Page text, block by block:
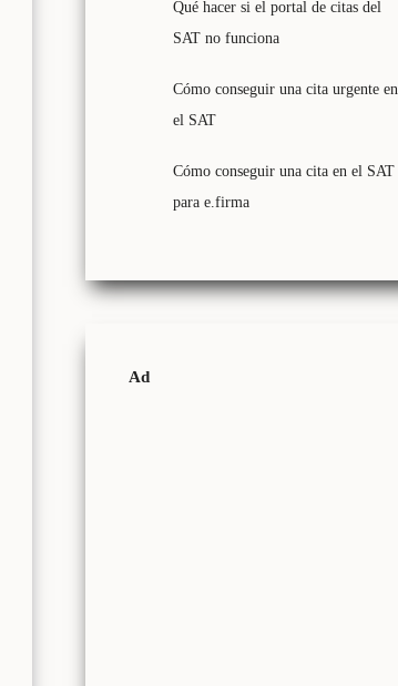
Qué hacer si el portal de citas del
SAT no funciona
Cómo conseguir una cita urgente en
el SAT
Cómo conseguir una cita en el SAT
para e.firma
Ad